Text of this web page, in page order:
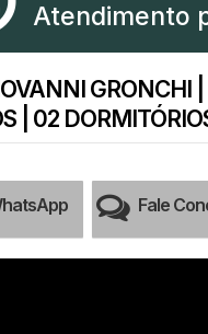
Atendimento
GRONCHI
| 02
Fale